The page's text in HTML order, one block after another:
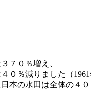
の極みだからです。
持から生産者への直接
府の価格維持で競争力
７０％増え、
０％減りました（1961
本の水田は全体の４０